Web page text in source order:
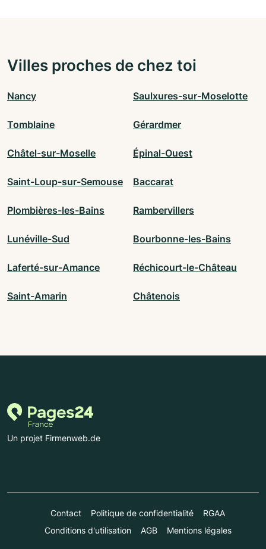
Villes proches de chez toi
Nancy Saulxures-sur-Moselotte
Tomblaine Gérardmer
Châtel-sur-Moselle Épinal-Ouest
Saint-Loup-sur-Semouse Baccarat
Plombières-les-Bains Rambervillers
Lunéville-Sud Bourbonne-les-Bains
Laferté-sur-Amance Réchicourt-le-Château
Saint-Amarin Châtenois
Un projet Firmenweb.de
Contact Politique de confidentialité
RGAA
Conditions d'utilisation
AGB Mentions légales